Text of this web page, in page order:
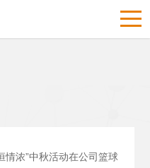
情浓”中秋活动在公司篮球